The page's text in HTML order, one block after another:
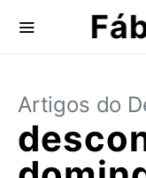
Artigos do